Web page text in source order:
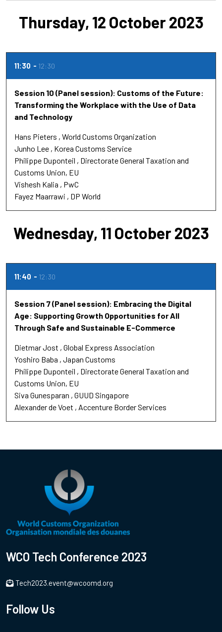
Thursday, 12 October 2023
11:30 12:30
Session 10 (Panel session): Customs of the Future:
Transforming the Workplace with the Use of Data
and Technology
Hans Pieters World Customs Organization
Junho Lee Korea Customs Service
Philippe Duponteil
Directorate General Taxation and
Customs Union, EU
Vishesh Kalia
PwC
Fayez Maarrawi
DP World
Wednesday, 11 October 2023
11:40 12:30
Session 7 (Panel session): Embracing the Digital
Age: Supporting Growth Opportunities for All
Through Safe and Sustainable E-Commerce
Dietmar Jost Global Express Association
Yoshiro Baba Japan Customs
Philippe Duponteil
Directorate General Taxation and
Customs Union, EU
Siva Gunesparan GUUD Singapore
Alexander de Voet
Accenture Border Services
WCO Tech Conference 2023
Tech2023.event@wcoomd.org
Follow Us